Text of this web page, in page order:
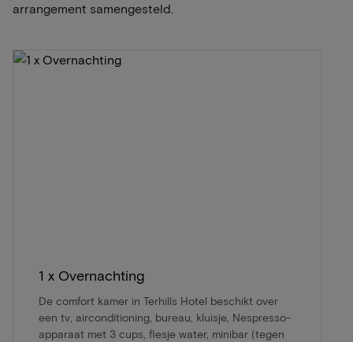
arrangement samengesteld.
1 x Overnachting
De comfort kamer in Terhills Hotel beschikt over
een tv, airconditioning, bureau, kluisje, Nespresso-
apparaat met 3 cups, flesje water, minibar (tegen